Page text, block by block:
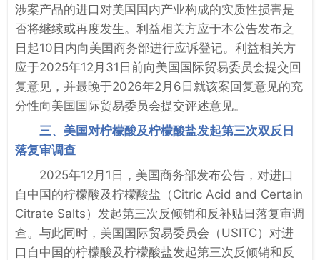
涉案产品的进口对美国国内产业构成的实质性损害是
否将继续或再度发生。利益相关方应于本公告发布之
日起10日内向美国商务部进行应诉登记。利益相关方
应于2025年12月31日前向美国国际贸易委员会提交回
复意见，并最晚于2026年2月6日就该案回复意见的充
分性向美国国际贸易委员会提交评述意见。
三、美国对柠檬酸及柠檬酸盐发起第三次双反日
落复审调查
2025年12月1日，美国商务部发布公告，对进口
自中国的柠檬酸及柠檬酸盐（Citric Acid and Certain
Citrate Salts）发起第三次反倾销和反补贴日落复审调
查。与此同时，美国国际贸易委员会（USITC）对进
口自中国的柠檬酸及柠檬酸盐发起第三次反倾销和反